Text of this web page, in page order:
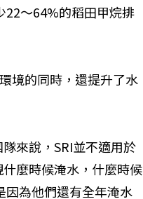
22～64%的稻田甲烷排
境的同時，還提升了水
來說，SRI並不適用於
麼時候淹水，什麼時候
因為他們還有全年淹水